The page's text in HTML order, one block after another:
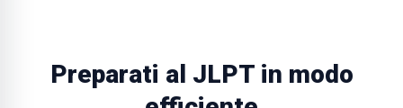
Preparati al JLPT in modo